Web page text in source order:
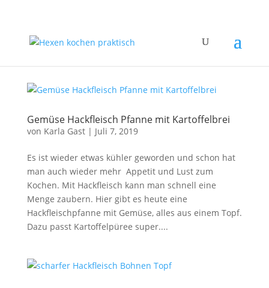
Gemüse Hackfleisch Pfanne mit Kartoffelbrei
von Karla Gast| Juli 7, 2019
Es ist wieder etwas kühler geworden und schon hat
man auch wieder mehr Appetit und Lust zum
Kochen. Mit Hackfleisch kann man schnell eine
Menge zaubern. Hier gibt es heute eine
Hackfleischpfanne mit Gemüse, alles aus einem Topf.
Dazu passt Kartoffelpüree super....